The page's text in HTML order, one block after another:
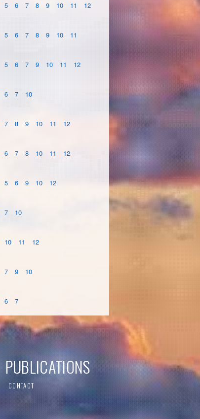
5 6 7 8 9 10 11 12
5 6 7 8 9 10 11
5 6 7 9 10 11 12
6 7 10
7 8 9 10 11 12
6 7 8 10 11 12
5 6 9 10 12
7 10
10 11 12
7 9 10
6 7
PUBLICATIONS
CONTACT